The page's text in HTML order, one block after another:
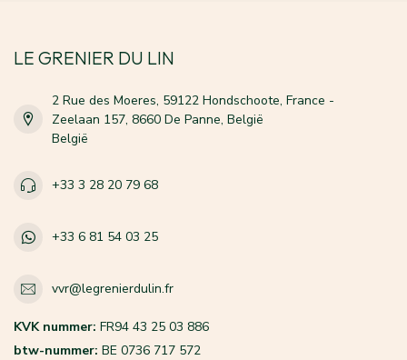
LE GRENIER DU LIN
2 Rue des Moeres, 59122 Hondschoote, France -
Zeelaan 157, 8660 De Panne, België
België
+33 3 28 20 79 68
+33 6 81 54 03 25
vvr@legrenierdulin.fr
KVK nummer: FR94 43 25 03 886
btw-nummer: BE 0736 717 572